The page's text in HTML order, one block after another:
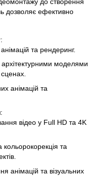
дозволяє ефективно
:
та рендеринг.
архітектурними моделями
анімацій та
:
відео у Full HD та 4K
та
анімацій та візуальних